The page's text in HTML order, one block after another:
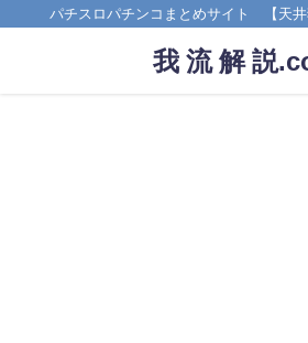
パチスロパチンコまとめサイト 【天井
我 流 解 説